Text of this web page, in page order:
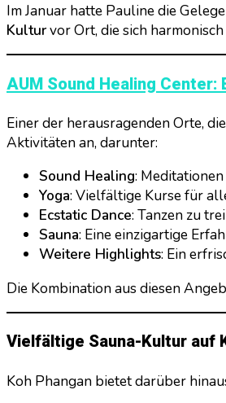
Im Januar hatte Pauline die
Kulturvor Ort, die sich
AUM Sound Healing Center:
Einer der herausragenden Orte,
Aktivitäten an, darunter:
Sound Healing:
Yoga: Vielfältige Kurse für
Ecstatic Dance: Tanzen zu
Sauna: Eine einzigartige
Weitere Highlights: Ein
Die Kombination aus diesen
Vielfältige Sauna-Kultur auf
Koh Phangan bietet darüber